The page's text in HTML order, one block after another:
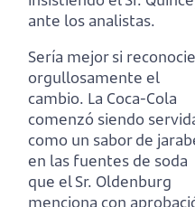
ante los analistas.
Sería mejor si
orgullosamente el
cambio. La Coca-Cola
comenzó siendo
como un sabor de
en las fuentes de soda
que el Sr. Oldenburg
menciona con